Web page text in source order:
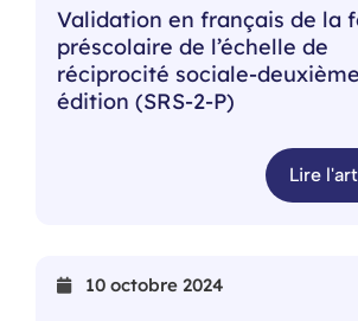
Validation en français de la
préscolaire de l’échelle de
réciprocité sociale-deuxième
édition (SRS-2-P)
Lire
10 octobre 2024